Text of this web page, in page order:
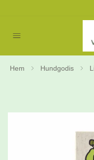
Hem Hundgodis